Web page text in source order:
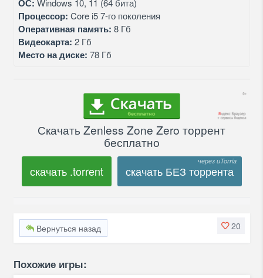
ОС: Windows 10, 11 (64 бита)
Процессор: Core i5 7-го поколения
Оперативная память: 8 Гб
Видеокарта: 2 Гб
Место на диске: 78 Гб
Скачать Zenless Zone Zero торрент
бесплатно
скачать .torrent скачать БЕЗ торрента
20
Вернуться назад
Похожие игры: